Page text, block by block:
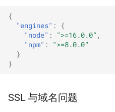
{
"engines" :
{
"node" : ">=16.0.0" ,
"npm" :
">=8.0.0"
}
}
SSL 与域名问题